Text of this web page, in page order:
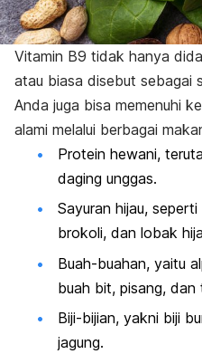
Vitamin B9 tidak hanya
atau biasa disebut sebagai
Anda juga bisa memenuhi
alami melalui berbagai
Protein hewani,
daging unggas.
Sayuran hijau,
brokoli, dan lobak
Buah-buahan, yaitu
buah bit, pisang, dan
Biji-bijian, yakni biji
jagung.